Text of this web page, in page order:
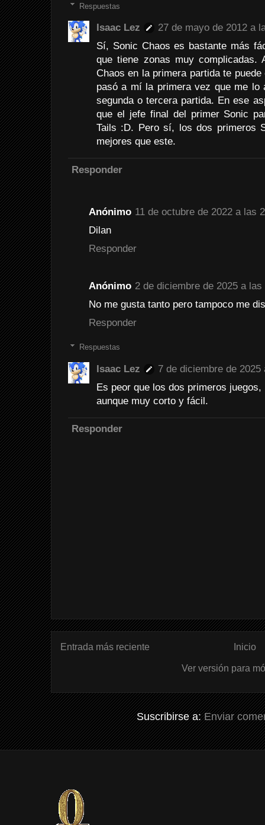
Respuestas
Isaac Lez
27 de mayo de 2012 a
Sí, Sonic Chaos es bastante más
que tiene zonas muy complicadas.
Chaos en la primera partida te
pasó a mí la primera vez que me lo
segunda o tercera partida. En ese
que el jefe final del primer Sonic
Tails :D. Pero sí, los dos primeros
mejores que este.
Responder
Anónimo 11 de octubre de 2022 a las
Dilan
Responder
Anónimo 2 de diciembre de 2025 a las
No me gusta tanto pero tampoco me
Responder
Respuestas
Isaac Lez
7 de diciembre de 2025
Es peor que los dos primeros
aunque muy corto y fácil.
Responder
Entrada más reciente Inicio
Ver versión para
Suscribirse a:Enviar